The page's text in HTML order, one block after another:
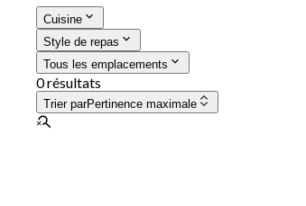
Cuisine
Style de repas
Tous les emplacements
0 résultats
Trier parPertinence maximale